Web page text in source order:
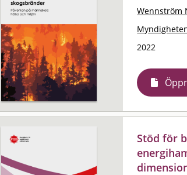
Wennström
2022
Stöd för